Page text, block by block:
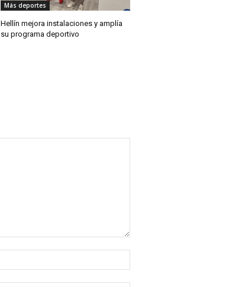
Más deportes
Hellín mejora instalaciones y amplía
su programa deportivo